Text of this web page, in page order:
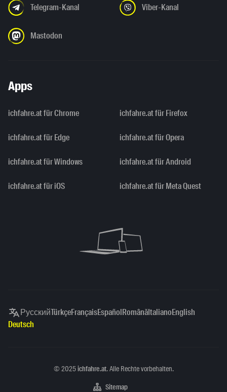
Telegram-Kanal Viber-Kanal
Mastodon
Apps
ichfahre.at für Chrome ichfahre.at für Firefox
ichfahre.at für Edge ichfahre.at für Opera
ichfahre.at für Windows ichfahre.at für Android
ichfahre.at für iOS ichfahre.at für Meta Quest
РусскийTürkçeFrançaisEspañolRomânăItalianoEnglish
Deutsch
Copyright
© 2025ichfahre.at. Alle Rechte vorbehalten.
Sitemap